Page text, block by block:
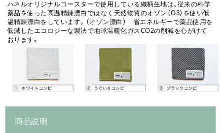
ハネルオリジナルコースターで使用している織柄生地は、従来の科学
薬品を使った高温精錬漂白ではなく天然物質のオゾン（O3）を使い低
温精錬漂白をしています。（オゾン漂白） 省エネルギーで薬品使用を
低減したエコロジーな製法で地球温暖化ガスCO2の削減を心がけて
おります。
商品説明